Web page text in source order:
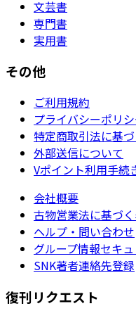
文芸書
専門書
実用書
その他
ご利用規約
プライバシーポリ
特定商取引法に基
外部送信について
Vポイント利用手続
会社概要
古物営業法に基づ
ヘルプ・問い合わせ
グループ情報セキ
SNK著者連絡先登録
復刊リクエスト